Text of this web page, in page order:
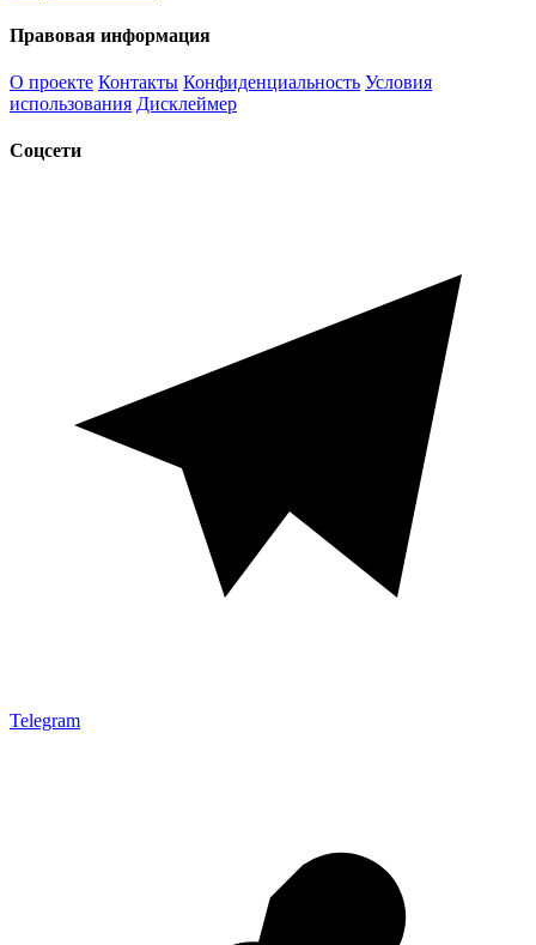
Правовая информация
О проекте Контакты Конфиденциальность Условия
использования Дисклеймер
Соцсети
Telegram